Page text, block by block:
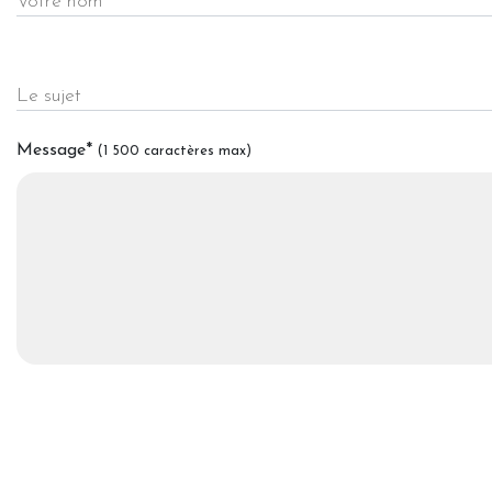
Le sujet
Message* (1 500 caractères max)